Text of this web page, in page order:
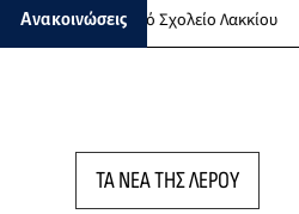
Ανακοινώσεις
στο Δημοτικό Σχολείο Λακκίου
ΤΑ ΝΕΑ ΤΗΣ ΛΕΡΟΥ